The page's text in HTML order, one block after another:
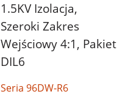
1.5KV Izolacja,
Szeroki Zakres
Wejściowy 4:1, Pakiet
DIL6
Seria 96DW-R6